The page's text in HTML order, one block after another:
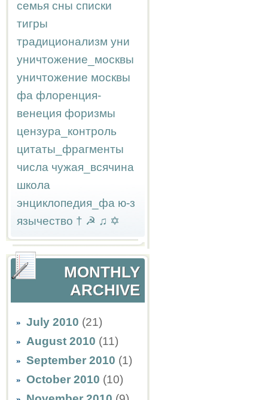
семья сны списки
тигры
традиционализм уни
уничтожение_москвы
уничтожение москвы
фа флоренция-
венеция форизмы
цензура_контроль
цитаты_фрагменты
числа чужая_всячина
школа
энциклопедия_фа ю-з
язычество † ☭ ♫ ✡
MONTHLY
ARCHIVE
July 2010 (21)
August 2010 (11)
September 2010 (1)
October 2010 (10)